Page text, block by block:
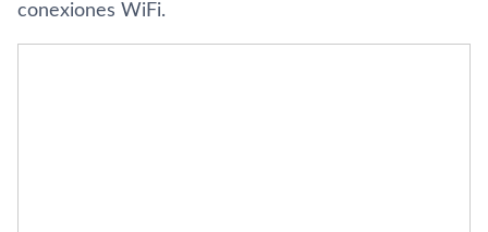
conexiones WiFi.